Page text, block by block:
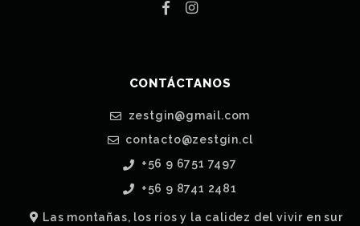
CONTÁCTANOS
zestgin@gmail.com
contacto@zestgin.cl
+56 9 6751 7497
+56 9 8741 2481
Las montañas, los ríos y la calidez del vivir en sur